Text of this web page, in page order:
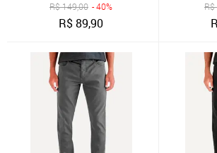
R$149,00 - 40%
R$89,90
R$